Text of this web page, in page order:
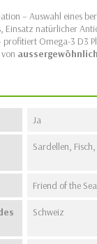
– Auswahl eines
Einsatz natürlicher
Omega-3 D3
Ja
Sardellen,
Friend of the
Schweiz